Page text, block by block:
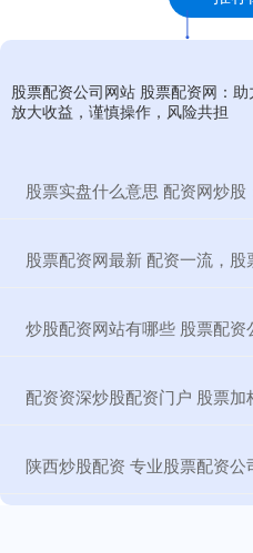
股票配资公司网站 股票配资网：
放大收益，谨慎操作，风险共担
股票实盘什么意思 配资网炒
股票配资网最新 配资一流，
炒股配资网站有哪些 股票配
配资资深炒股配资门户 股票
陕西炒股配资 专业股票配资